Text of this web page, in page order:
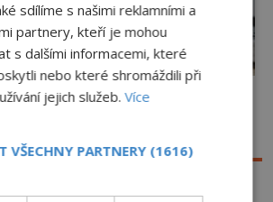
prostoru, který
otáčí postel, hlídá polohu
sdílíme s našimi reklamními a
partnery, kteří je mohou
s dalšími informacemi, které
nebo které shromáždili při
jejich služeb.Více
VŠECHNY PARTNERY (1616)